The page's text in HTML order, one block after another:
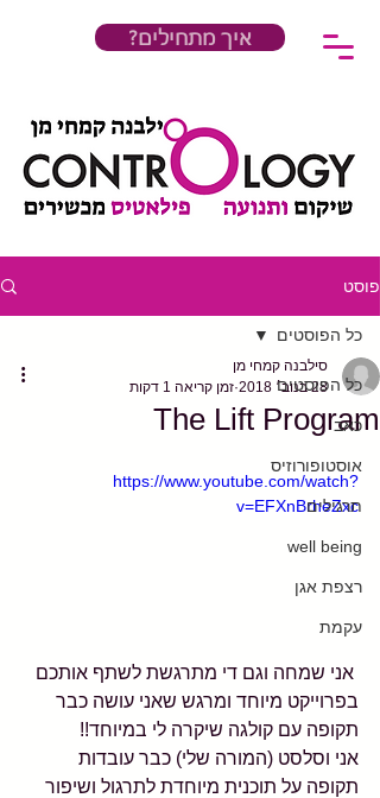
?איך מתחילים
פוסט
כל הפוסטים
כאב
אוסטופורוזיס
תרגילים
well being
רצפת אגן
עקמת
כל הפוסטים
The Lift Program
סילבנה קמחי מן
28 בנוב׳ 2018
זמן קריאה 1 דקות
https://www.youtube.com/watch?
v=EFXnBrheZxc
אני שמחה וגם די מתרגשת לשתף אותכם
בפרוייקט מיוחד ומרגש שאני עושה כבר
תקופה עם קולגה שיקרה לי במיוחד!!
אני וסלסט (המורה שלי) כבר עובדות
תקופה על תוכנית מיוחדת לתרגול ושיפור